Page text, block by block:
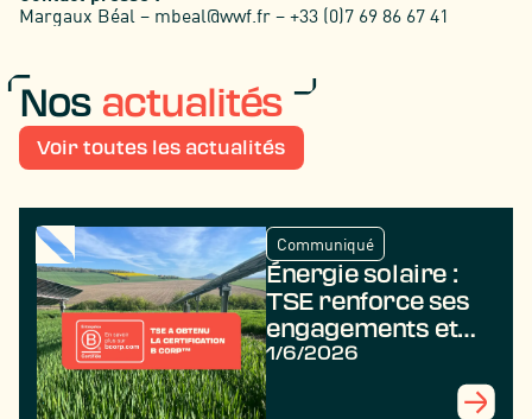
Margaux Béal – mbeal@wwf.fr – +33 (0)7 69 86 67 41
Nos actualités
Voir toutes les actualités
Communiqué
Énergie solaire :
TSE renforce ses
engagements et
obtient la
1/6/2026